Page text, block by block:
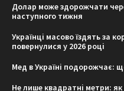
Долар може здорожчати
наступного тижня
Українці масово їздять за
повернулися у 2026 році
Мед в Україні подорожчає:
Не лише квадратні метри: як